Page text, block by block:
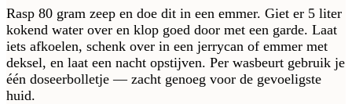
Rasp 80 gram zeep en doe dit in een emmer. Giet er 5 liter
kokend water over en klop goed door met een garde. Laat
iets afkoelen, schenk over in een jerrycan of emmer met
deksel, en laat een nacht opstijven. Per wasbeurt gebruik je
één doseerbolletje — zacht genoeg voor de gevoeligste
huid.